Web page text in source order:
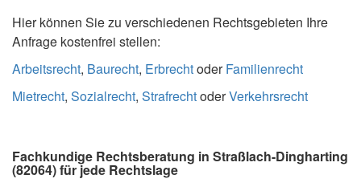
Hier können Sie zu verschiedenen Rechtsgebieten Ihre
Anfrage kostenfrei stellen:
Arbeitsrecht, Baurecht, ErbrechtoderFamilienrecht
Mietrecht, Sozialrecht, StrafrechtoderVerkehrsrecht
Fachkundige Rechtsberatung in Straßlach-Dingharting
(82064) für jede Rechtslage